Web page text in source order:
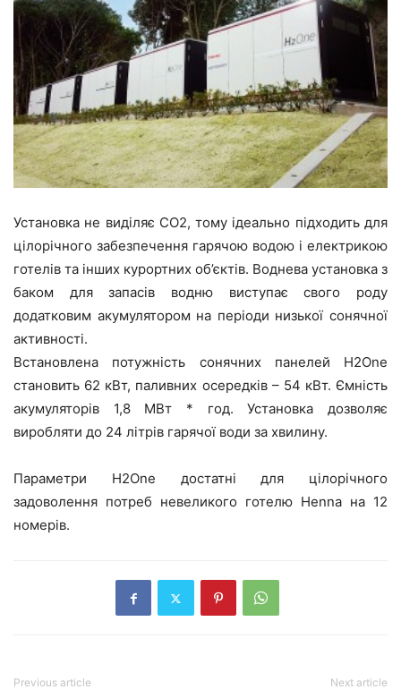
Установка не виділяє CO2, тому ідеально підходить для
цілорічного забезпечення гарячою водою і електрикою
готелів та інших курортних об’єктів. Воднева установка з
баком для запасів водню виступає свого роду
додатковим акумулятором на періоди низької сонячної
активності.
Встановлена ​​потужність сонячних панелей H2One
становить 62 кВт, паливних осередків – 54 кВт. Ємність
акумуляторів 1,8 МВт * год. Установка дозволяє
виробляти до 24 літрів гарячої води за хвилину.
Параметри H2One достатні для цілорічного
задоволення потреб невеликого готелю Henna на 12
номерів.
Previous article Next article